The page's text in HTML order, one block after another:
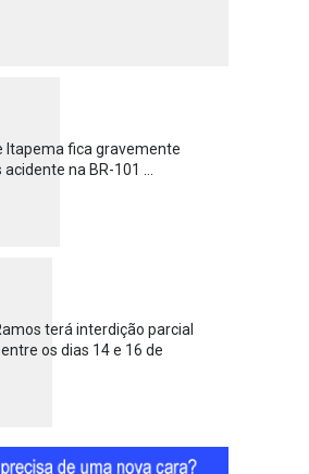
Itapema fica gravemente
na BR-101 ...
terá interdição parcial
os dias 14 e 16 de